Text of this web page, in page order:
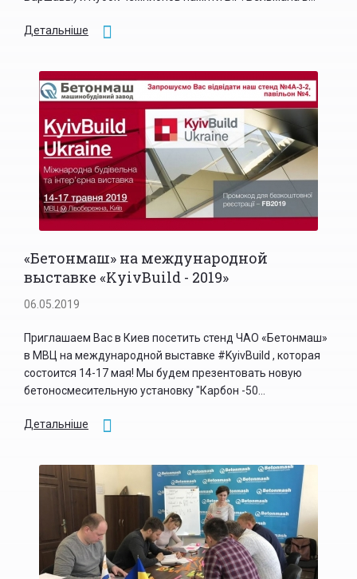
Детальніше
«Бетонмаш» на международной
выставке «KyivBuild - 2019»
06.05.2019
Приглашаем Вас в Киев посетить стенд ЧАО «Бетонмаш»
в МВЦ на международной выставке #KyivBuild , которая
состоится 14-17 мая! Мы будем презентовать новую
бетоносмесительную установку "Карбон -50...
Детальніше